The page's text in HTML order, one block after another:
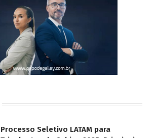
Processo Seletivo LATAM para